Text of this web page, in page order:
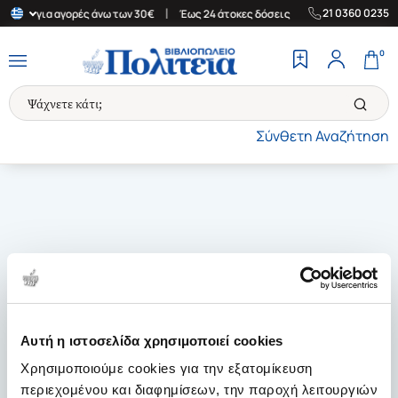
Αυτή η ιστοσελίδα χρησιμοποιεί cookies
Χρησιμοποιούμε cookies για την εξατομίκευση
περιεχομένου και διαφημίσεων, την παροχή λειτουργιών
για αγορές άνω των 30€ Έως 24 άτοκες δόσεις | Δωρεάν
21 0360 0235
Σύνθετη Αναζήτηση
0